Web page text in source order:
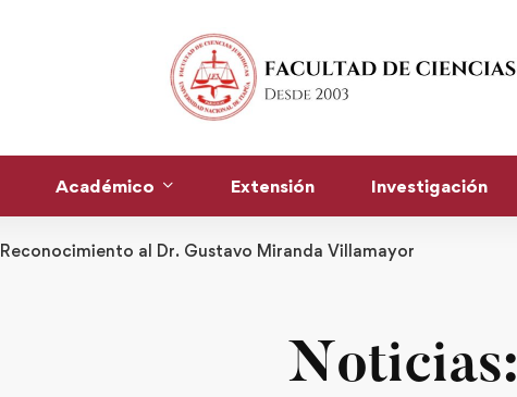
Académico Extensión Investigación
Reconocimiento al Dr. Gustavo Miranda Villamayor
Noticias: